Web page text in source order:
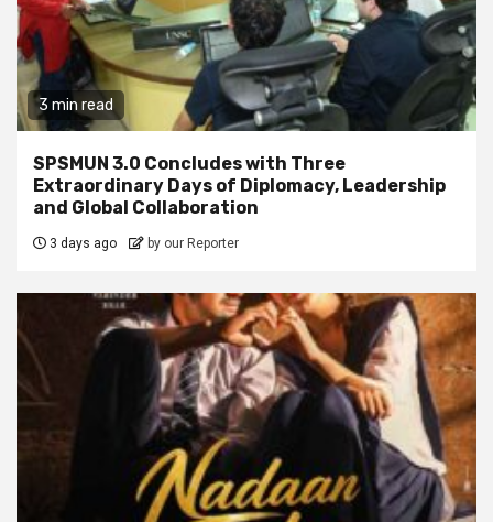
3 min read
SPSMUN 3.0 Concludes with Three
Extraordinary Days of Diplomacy, Leadership
and Global Collaboration
3 days ago by our Reporter